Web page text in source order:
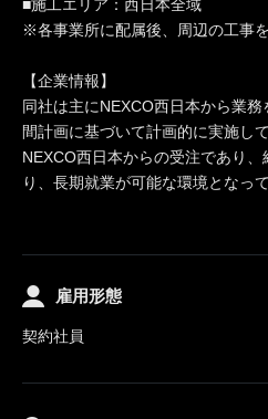
■施工エリア：西日本全域
※各事業所に配属後、周辺の工事
【企業情報】
同社は主にNEXCO西日本から業
間計画に基づいて計画的に実施し
NEXCO西日本からの受注であり
り、長期就業が可能な環境となって
雇用形態
契約社員